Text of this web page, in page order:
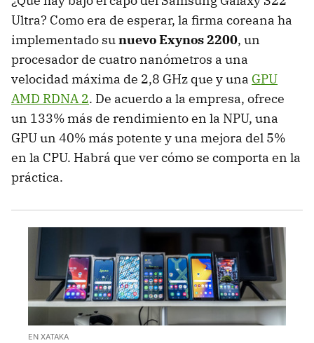
Ultra? Como era de esperar, la firma coreana ha
implementado sunuevo Exynos 2200, un
procesador de cuatro nanómetros a una
velocidad máxima de 2,8 GHz que y una GPU
AMD RDNA 2. De acuerdo a la empresa, ofrece
un 133% más de rendimiento en la NPU, una
GPU un 40% más potente y una mejora del 5%
en la CPU. Habrá que ver cómo se comporta en la
práctica.
EN XATAKA